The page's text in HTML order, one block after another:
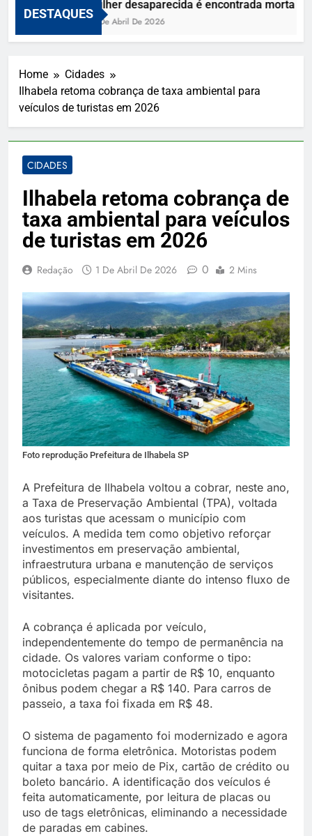
DESTAQUES
Mulher desaparecida é encontrada morta e
10 De Abril De 2026
Home
Cidades
Ilhabela retoma cobrança de taxa ambiental para
veículos de turistas em 2026
CIDADES
Ilhabela retoma cobrança de
taxa ambiental para veículos
de turistas em 2026
Redação 1 De Abril De 2026 0 2 Mins
Foto reprodução Prefeitura de Ilhabela SP
A Prefeitura de Ilhabela voltou a cobrar, neste ano,
a Taxa de Preservação Ambiental (TPA), voltada
aos turistas que acessam o município com
veículos. A medida tem como objetivo reforçar
investimentos em preservação ambiental,
infraestrutura urbana e manutenção de serviços
públicos, especialmente diante do intenso fluxo de
visitantes.
A cobrança é aplicada por veículo,
independentemente do tempo de permanência na
cidade. Os valores variam conforme o tipo:
motocicletas pagam a partir de R$ 10, enquanto
ônibus podem chegar a R$ 140. Para carros de
passeio, a taxa foi fixada em R$ 48.
O sistema de pagamento foi modernizado e agora
funciona de forma eletrônica. Motoristas podem
quitar a taxa por meio de Pix, cartão de crédito ou
boleto bancário. A identificação dos veículos é
feita automaticamente, por leitura de placas ou
uso de tags eletrônicas, eliminando a necessidade
de paradas em cabines.